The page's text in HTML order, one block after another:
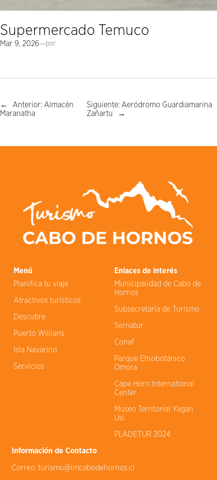
Supermercado Temuco
Mar 9, 2026—por
← Anterior: Almacén
Maranatha
Siguiente: Aeródromo Guardiamarina
Zañartu
→
Menú
Planifica tu viaje
Atractivos turísticos
Descubre
Puerto Willians
Isla Navarino
Servicios
Enlaces de interés
Municipalidad de Cabo de
Hornos
Subsecretaría de Turismo
Sernatur
Conaf
Parque Etnobotánico
Omora
Cape Horn International
Center
Museo Territorial Yagan
Usi
PLADETUR 2024
Información de Contacto
Correo: turismo@imcabodehornos.cl